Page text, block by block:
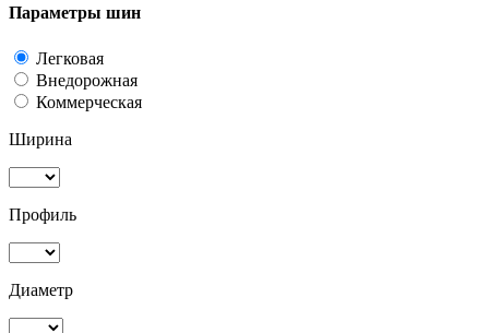
Параметры шин
Легковая
Внедорожная
Коммерческая
Ширина
Профиль
Диаметр